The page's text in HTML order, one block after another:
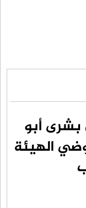
بشرى أبو
الهيئة